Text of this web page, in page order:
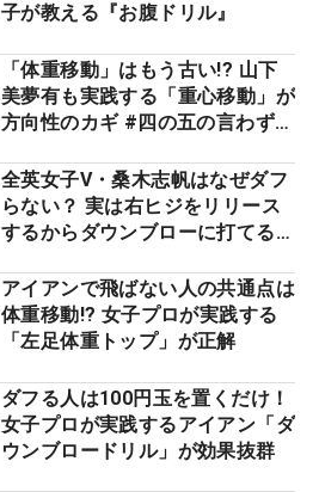
子が教える『お腹ドリル』
「体重移動」はもう古い!? 山下
美夢有も実践する「重心移動」が
方向性のカギ #四の五の言わず振
全英女子V・桑木志帆はなぜダフ
らない？ 実は右ヒジをリリース
するからダウンブローに打てる #
アイアンで飛ばない人の共通点は
体重移動!? 女子プロが実践する
「左足体重トップ」が正解
ダフる人は100円玉を置くだけ！
女子プロが実践するアイアン「ダ
ウンブロードリル」が効果抜群